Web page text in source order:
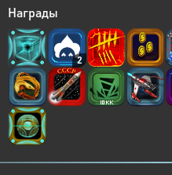
Награды
2